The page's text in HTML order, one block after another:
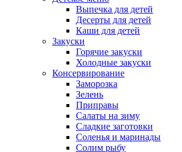
Выпечка для детей
Десерты для детей
Каши для детей
Закуски
Горячие закуски
Холодные закуски
Консервирование
Заморозка
Зелень
Приправы
Салаты на зиму
Сладкие заготовки
Соленья и маринады
Солим рыбу